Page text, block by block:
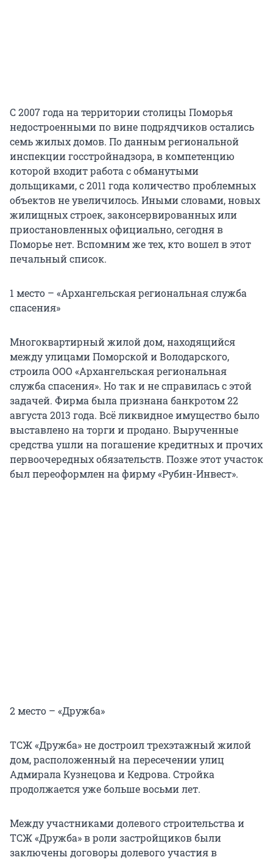
С 2007 года на территории столицы Поморья
недостроенными по вине подрядчиков остались
семь жилых домов. По данным региональной
инспекции госстройнадзора, в компетенцию
которой входит работа с обманутыми
дольщиками, с 2011 года количество проблемных
объектов не увеличилось. Иными словами, новых
жилищных строек, законсервированных или
приостановленных официально, сегодня в
Поморье нет. Вспомним же тех, кто вошел в этот
печальный список.
1 место – «Архангельская региональная служба
спасения»
Многоквартирный жилой дом, находящийся
между улицами Поморской и Володарского,
строила ООО «Архангельская региональная
служба спасения». Но так и не справилась с этой
задачей. Фирма была признана банкротом 22
августа 2013 года. Всё ликвидное имущество было
выставлено на торги и продано. Вырученные
средства ушли на погашение кредитных и прочих
первоочередных обязательств. Позже этот участок
был переоформлен на фирму «Рубин-Инвест».
2 место – «Дружба»
ТСЖ «Дружба» не достроил трехэтажный жилой
дом, расположенный на пересечении улиц
Адмирала Кузнецова и Кедрова. Стройка
продолжается уже больше восьми лет.
Между участниками долевого строительства и
ТСЖ «Дружба» в роли застройщиков были
заключены договоры долевого участия в